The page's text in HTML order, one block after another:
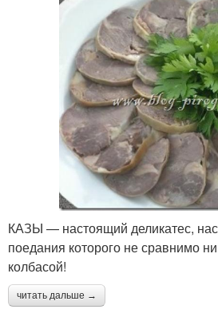
КАЗЫ — настоящий деликатес,
поедания которого не сравнимо
колбасой!
читать дальше →